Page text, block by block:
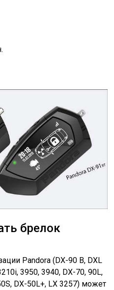
брелок
Pandora (DX-90 B, DXL
3950, 3940, DX-70, 90L,
DX-50L+, LX 3257) может